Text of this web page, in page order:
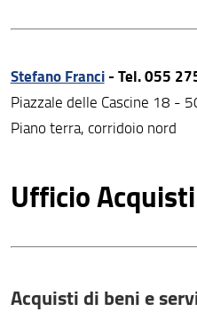
Stefano Franci- Tel. 055
Piazzale delle Cascine 18 -
Piano terra, corridoio nord
Ufficio Acquisti
Acquisti di beni e